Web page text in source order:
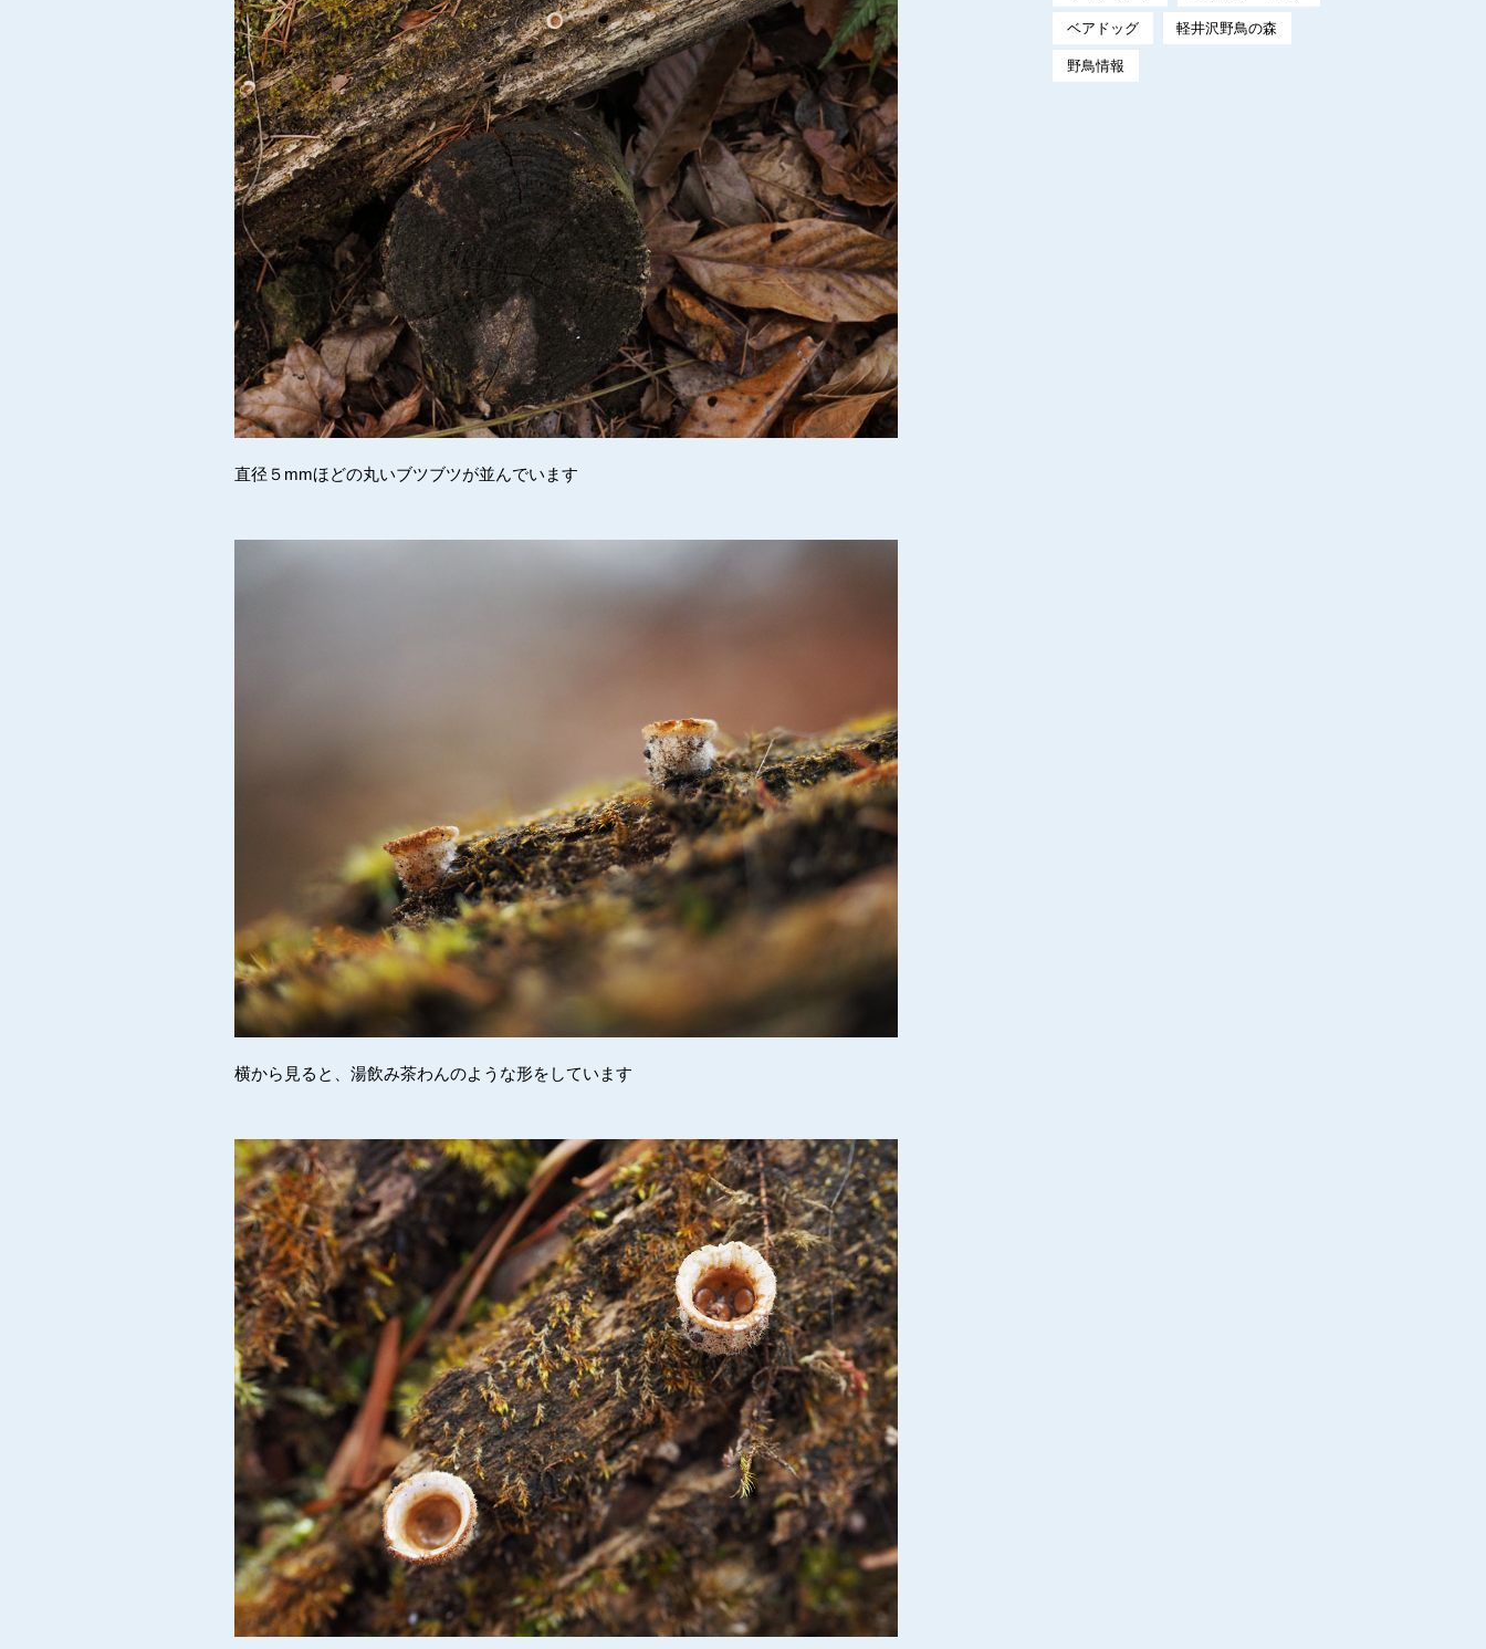
直径５mmほどの丸いブツブツが並んでいます
横から見ると、湯飲み茶わんのような形をしています
ベアドッグ 軽井沢野鳥の森
野鳥情報